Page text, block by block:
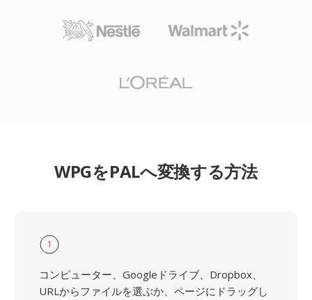
WPGをPALへ変換する方法
1
コンピューター、Googleドライブ、Dropbox、
URLからファイルを選ぶか、ページにドラッグし